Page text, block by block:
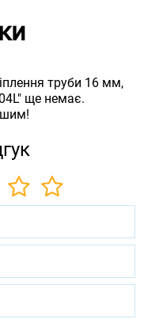
труби 16 мм,
ще немає.